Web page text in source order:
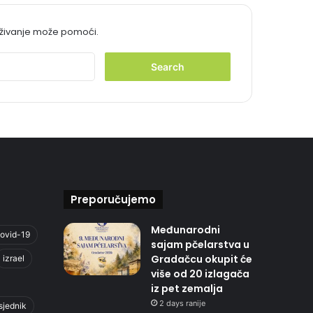
može pomoći.
r
19
izrael
Preporučujemo
Međunarodni
sajam pčelarstva u
Gradačcu okupit će
više od 20 izlagača
iz pet zemalja
2 days ranije